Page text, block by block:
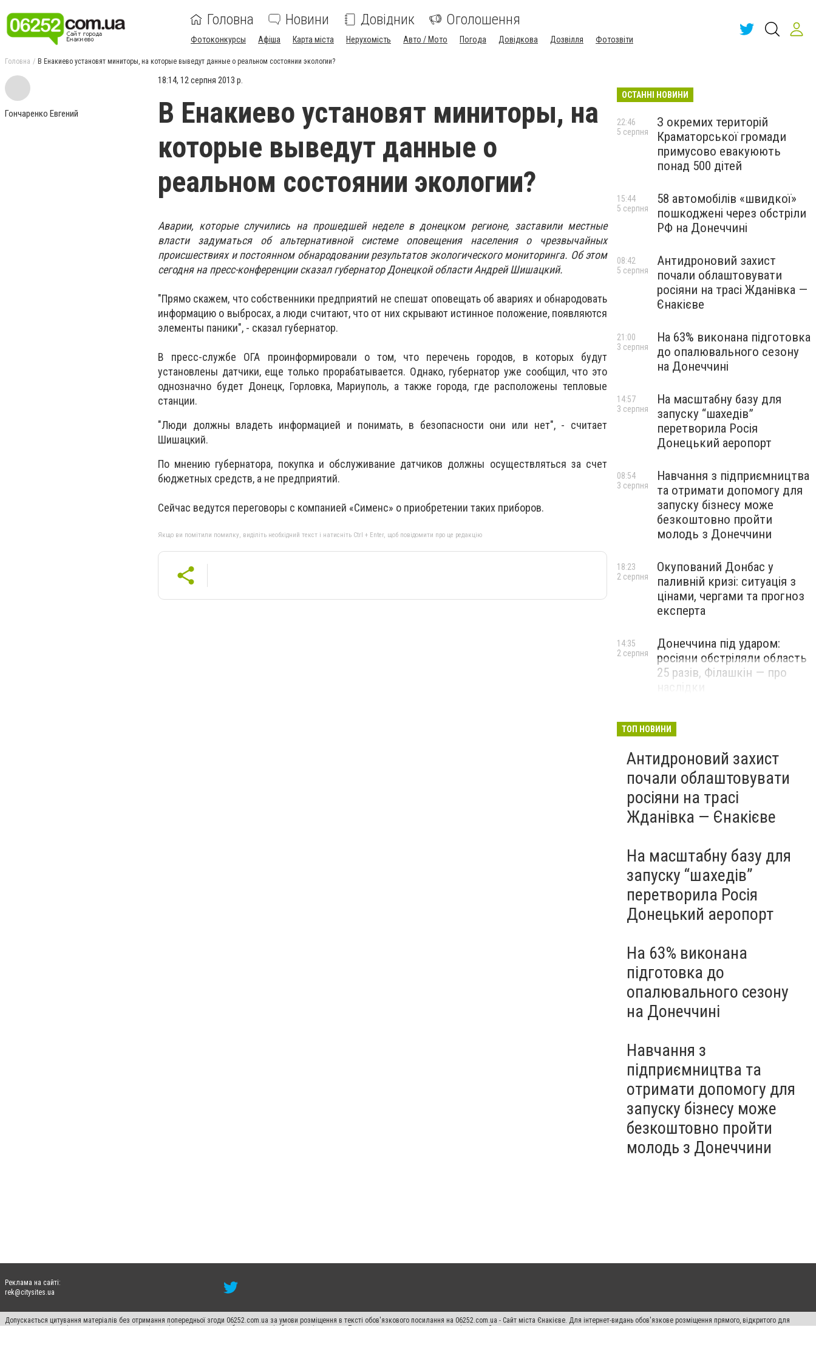
Головна Новини Довідник Оголошення
Фотоконкурсы Афіша Карта міста Нерухомість Авто / Мото Погода Довідкова Дозвілля Фотозвіти
Головна В Енакиево установят миниторы, на которые выведут данные о реальном состоянии экологии?
Гончаренко Евгений
18:14, 12 серпня 2013 р.
В Енакиево установят миниторы, на
которые выведут данные о
реальном состоянии экологии?
Аварии, которые случились на прошедшей неделе в донецком регионе, заставили местные
власти задуматься об альтернативной системе оповещения населения о чрезвычайных
происшествиях и постоянном обнародовании результатов экологического мониторинга. Об этом
сегодня на пресс-конференции сказал губернатор Донецкой области Андрей Шишацкий.
"Прямо скажем, что собственники предприятий не спешат оповещать об авариях и обнародовать
информацию о выбросах, а люди считают, что от них скрывают истинное положение, появляются
элементы паники", - сказал губернатор.
В пресс-службе ОГА проинформировали о том, что перечень городов, в которых будут
установлены датчики, еще только прорабатывается. Однако, губернатор уже сообщил, что это
однозначно будет Донецк, Горловка, Мариуполь, а также города, где расположены тепловые
станции.
"Люди должны владеть информацией и понимать, в безопасности они или нет", - считает
Шишацкий.
По мнению губернатора, покупка и обслуживание датчиков должны осуществляться за счет
бюджетных средств, а не предприятий.
Сейчас ведутся переговоры с компанией «Сименс» о приобретении таких приборов.
Якщо ви помітили помилку, виділіть необхідний текст і натисніть Ctrl + Enter, щоб повідомити про це редакцію
ОСТАННІ НОВИНИ
З окремих територій
Краматорської громади
примусово евакуюють
понад 500 дітей
22:46
5 серпня
58 автомобілів «швидкої»
пошкоджені через обстріли
РФ на Донеччині
15:44
5 серпня
Антидроновий захист
почали облаштовувати
росіяни на трасі Жданівка —
Єнакієве
08:42
5 серпня
На 63% виконана підготовка
до опалювального сезону
на Донеччині
21:00
3 серпня
На масштабну базу для
запуску “шахедів”
перетворила Росія
Донецький аеропорт
14:57
3 серпня
Навчання з підприємництва
та отримати допомогу для
запуску бізнесу може
безкоштовно пройти
молодь з Донеччини
08:54
3 серпня
Окупований Донбас у
паливній кризі: ситуація з
цінами, чергами та прогноз
експерта
18:23
2 серпня
Донеччина під ударом:
росіяни обстріляли область
25 разів, Філашкін — про
14:35
2 серпня
ТОП НОВИНИ
Антидроновий захист
почали облаштовувати
росіяни на трасі
Жданівка — Єнакієве
На масштабну базу для
запуску “шахедів”
перетворила Росія
Донецький аеропорт
На 63% виконана
підготовка до
опалювального сезону
на Донеччині
Навчання з
підприємництва та
отримати допомогу для
запуску бізнесу може
безкоштовно пройти
молодь з Донеччини
Реклама на сайті:
rek@citysites.ua
Допускається цитування матеріалів без отримання попередньої згоди 06252.com.ua за умови розміщення в тексті обов'язкового посилання на 06252.com.ua - Сайт міста Єнакієве. Для інтернет-видань обов'язкове розміщення прямого, відкритого для
пошукових систем гіперпосилання на цитовані статті не нижче другого абзацу в тексті або в якості джерела. Порушення виняткових прав переслідується Законом.